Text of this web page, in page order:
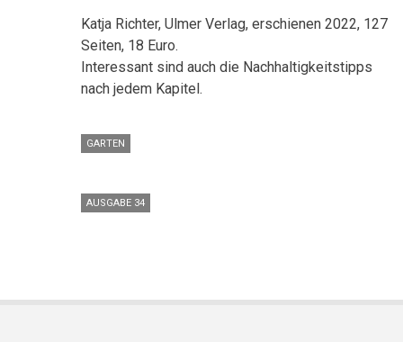
Katja Richter, Ulmer Verlag, erschienen 2022, 127
Seiten, 18 Euro.
Interessant sind auch die Nachhaltigkeitstipps
nach jedem Kapitel.
GARTEN
AUSGABE 34